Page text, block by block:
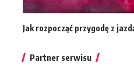
Jak rozpocząć przygodę z
Partner serwisu